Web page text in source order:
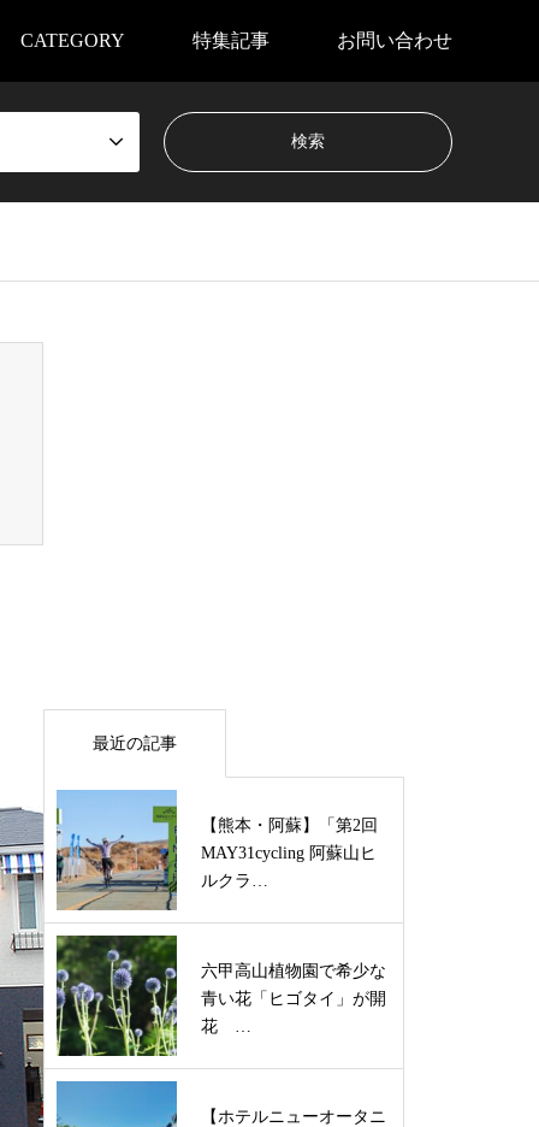
CATEGORY 特集記事 お問い合わせ
最近の記事
【熊本・阿蘇】「第2回
MAY31cycling 阿蘇山ヒ
ルクラ…
六甲高山植物園で希少な
青い花「ヒゴタイ」が開
花 …
【ホテルニューオータニ